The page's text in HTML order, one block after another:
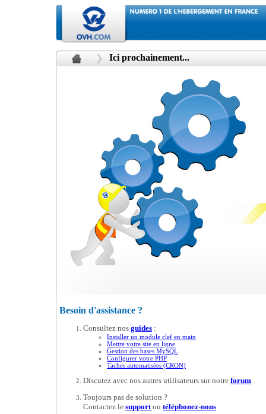
Ici prochainement...
Besoin d'assistance ?
Consultez nos guides :
Installer un module clef en main
Mettre votre site en ligne
Gestion des bases MySQL
Configurer votre PHP
Taches automatisées (CRON)
Discutez avec nos autres utilisateurs sur notre forum
Toujours pas de solution ?
Contactez le supportou téléphonez-nous